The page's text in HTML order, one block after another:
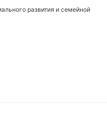
развития и семейной